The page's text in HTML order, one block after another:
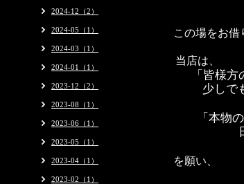
この場をお借
当店は、
「皆様
少しで
「本物の
を願い、
2024-12（2）
2024-05（1）
2024-03（1）
2024-01（1）
2023-12（2）
2023-08（1）
2023-06（1）
2023-05（1）
2023-04（1）
2023-02（1）